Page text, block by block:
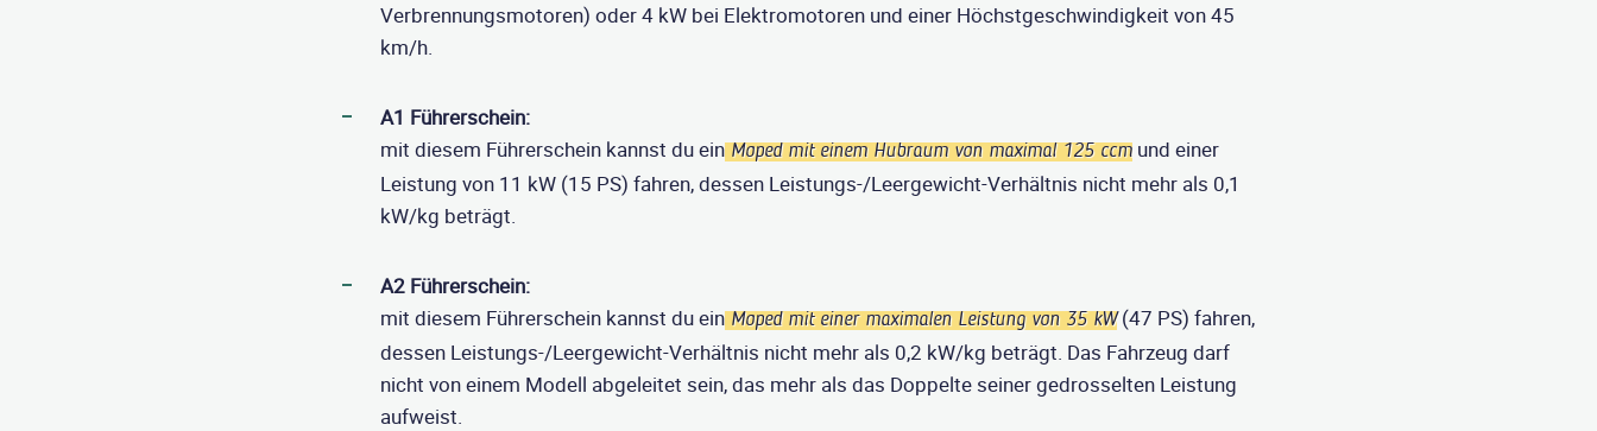
Verbrennungsmotoren) oder 4 kW bei Elektromotoren und einer Höchstgeschwindigkeit von 45
km/h.
A1 Führerschein:
mit diesem Führerschein kannst du einMoped mit einem Hubraum von maximal 125 ccmund einer
Leistung von 11 kW (15 PS) fahren, dessen Leistungs-/Leergewicht-Verhältnis nicht mehr als 0,1
kW/kg beträgt.
A2 Führerschein:
mit diesem Führerschein kannst du einMoped mit einer maximalen Leistung von 35 kW(47 PS) fahren,
dessen Leistungs-/Leergewicht-Verhältnis nicht mehr als 0,2 kW/kg beträgt. Das Fahrzeug darf
nicht von einem Modell abgeleitet sein, das mehr als das Doppelte seiner gedrosselten Leistung
aufweist.